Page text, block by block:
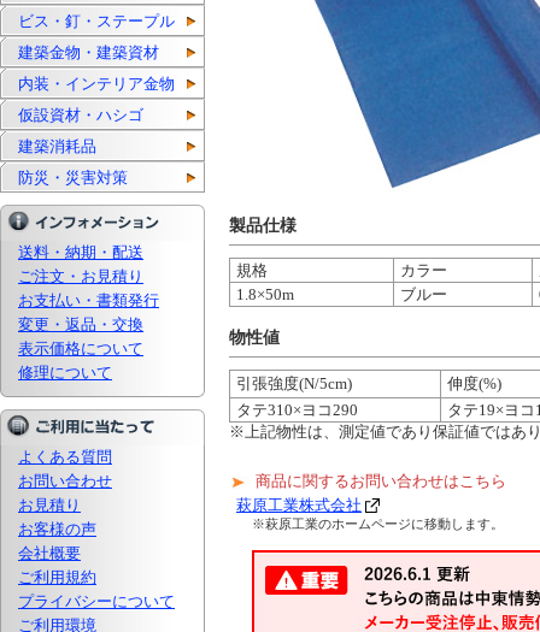
ビス・釘・ステープル
建築金物・建築資材
内装・インテリア金物
仮設資材・ハシゴ
建築消耗品
防災・災害対策
送料・納期・配送
ご注文・お見積り
お支払い・書類発行
変更・返品・交換
表示価格について
修理について
よくある質問
お問い合わせ
お見積り
お客様の声
会社概要
ご利用規約
プライバシーについて
ご利用環境
製品仕様
規格 カラー
1.8×50m
ブルー
物性値
引張強度(N/5cm)
伸度(%)
タテ310×ヨコ290
タテ19×ヨコ
※上記物性は、測定値であり保証値ではあ
商品に関するお問い合わせはこちら
萩原工業株式会社
※萩原工業のホームページに移動します。